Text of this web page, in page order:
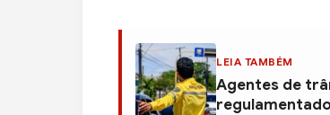
LEIA TAMBÉM
Agentes de